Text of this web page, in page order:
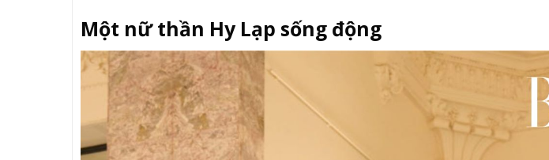
Một nữ thần Hy Lạp sống động